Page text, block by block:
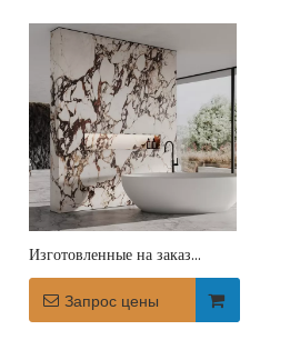
Изготовленные на заказ
прочные стеновые панели из
спеченного камня для отелей
Запрос цены